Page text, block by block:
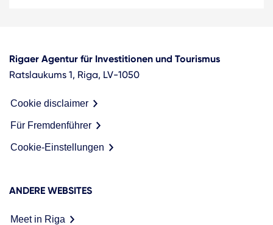
Rigaer Agentur für Investitionen und Tourismus
Ratslaukums 1, Riga, LV-1050
Cookie disclaimer
Für Fremdenführer
Cookie-Einstellungen
ANDERE WEBSITES
Meet in Riga